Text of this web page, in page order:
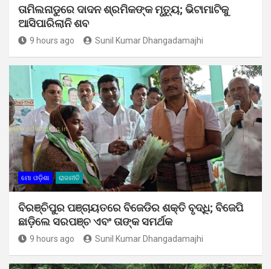
ତାମିଲନାଡୁରେ ଦାଦନ ଶ୍ରମିକଙ୍କ ମୃତ୍ୟୁ; ଭିଟାମାଟିକୁ
ଆସିପାରିଲାନି ଶବ
9 hours ago Sunil Kumar Dhangadamajhi
ମୋ ଓଡ଼ିଶା ରାଜନୀତି
ବିରଞ୍ଚିପୁର ପଞ୍ଚାୟତରେ ବିଜେଡିର ଶକ୍ତି ବୃଦ୍ଧି; ବିଜେପି
ଛାଡ଼ିଲେ ସରପଞ୍ଚ ଏବଂ ତାଙ୍କ ସମର୍ଥକ
9 hours ago Sunil Kumar Dhangadamajhi